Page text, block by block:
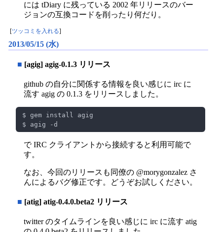
には tDiary に残っている 2002 年リリースのバー
ジョンの互換コードを削ったり何だり。
[ツッコミを入れる]
2013/05/15 (水)
■ [agig] agig-0.1.3 リリース
github の自分に関係する情報を良い感じに irc に
流す agig の 0.1.3 をリリースしました。
で IRC クライアントから接続すると利用可能で
す。
なお、今回のリリースも同僚の @morygonzalez さ
んによるバグ修正です。どうぞお試しください。
■ [atig] atig-0.4.0.beta2 リリース
twitter のタイムラインを良い感じに irc に流す atig